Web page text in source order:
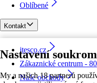
Nastavení
My a našich 18 partnerů
Oblíbené
Kontakt
itesco.cz
Zákaznické centrum -
Naše obchody